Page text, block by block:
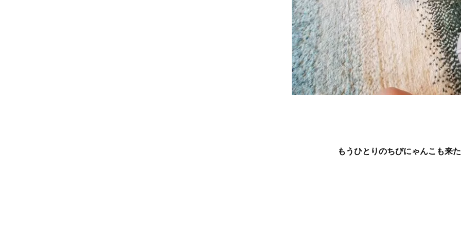
もうひとりのちびにゃんこも来